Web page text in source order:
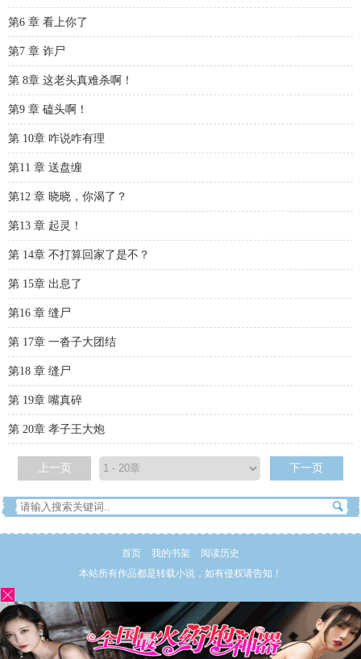
第6 章 看上你了
第7 章 诈尸
第 8章 这老头真难杀啊！
第9 章 磕头啊！
第 10章 咋说咋有理
第11 章 送盘缠
第12 章 晓晓，你渴了？
第13 章 起灵！
第 14章 不打算回家了是不？
第 15章 出息了
第16 章 缝尸
第 17章 一沓子大团结
第18 章 缝尸
第 19章 嘴真碎
第 20章 孝子王大炮
上一页 下一页
首页 我的书架
阅读历史
本站所有作品都是转载小说，如有侵权请告知！